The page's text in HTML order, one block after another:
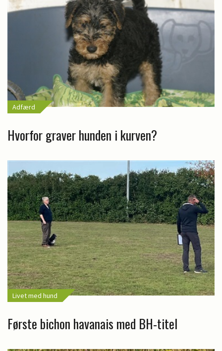
Adfærd
Hvorfor graver hunden i kurven?
Livet med hund
Første bichon havanais med BH-titel